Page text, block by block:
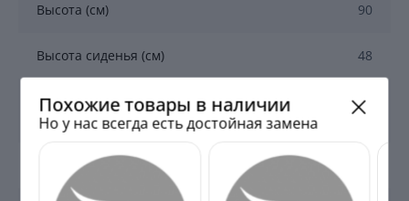
Высота (см) 90
Высота сиденья (см) 48
Габариты в разложенном состоянии
(см)
135 х 211 х
90
Глубина (см)
Похожие товары в наличии
Но у нас всегда есть достойная замена